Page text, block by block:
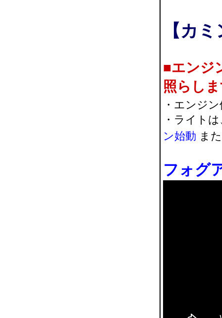
【カ
■エンジ
照らし
・エンジ
・ライト
ン始動 ま
フォグ